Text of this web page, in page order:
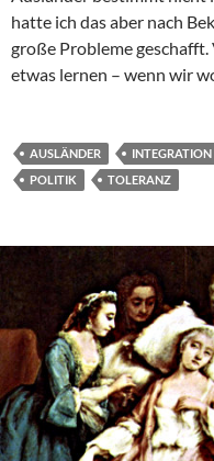
hatte ich das aber nach
große Probleme
etwas lernen – wenn wir
AUSLÄNDER INTEGRATION
POLITIK
TOLERANZ